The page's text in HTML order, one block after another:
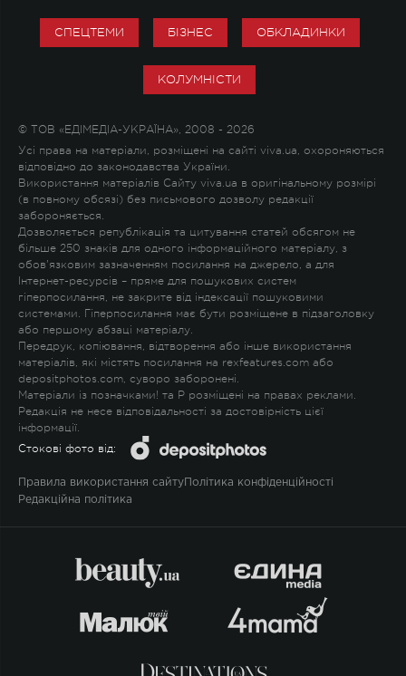
СПЕЦТЕМИ БІЗНЕС ОБКЛАДИНКИ
КОЛУМНІСТИ
© ТОВ «ЕДІМЕДІА-УКРАЇНА», 2008 - 2026
Усі права на матеріали, розміщені на сайті viva.ua, охороняються
відповідно до законодавства України.
Використання матеріалів Сайту viva.ua в оригінальному розмірі
(в повному обсязі) без письмового дозволу редакції
забороняється.
Дозволяється републікація та цитування статей обсягом не
більше 250 знаків для одного інформаційного матеріалу, з
обов'язковим зазначенням посилання на джерело, а для
Інтернет-ресурсів – пряме для пошукових систем
гіперпосилання, не закрите від індексації пошуковими
системами. Гіперпосилання має бути розміщене в підзаголовку
або першому абзаці матеріалу.
Передрук, копіювання, відтворення або інше використання
матеріалів, які містять посилання на rexfeatures.com або
depositphotos.com, суворо заборонені.
Матеріали із позначками! та P розміщені на правах реклами.
Редакція не несе відповідальності за достовірність цієї
інформації.
Стокові фото від:
Правила використання сайту Політика конфіденційності
Редакційна політика